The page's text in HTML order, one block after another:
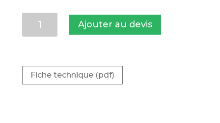
DSKZ2
Ajouter au devis
Fiche technique (pdf)